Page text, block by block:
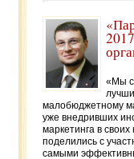
«Мы
малобюджетному
уже внедривших
маркетинга в
поделились с
самыми